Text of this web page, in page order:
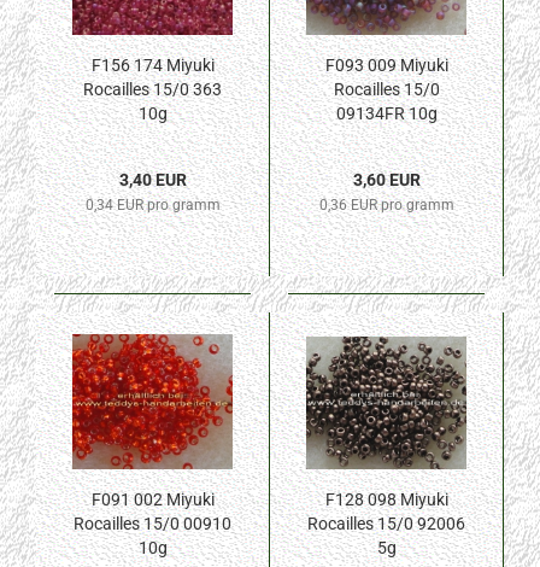
F156 174 Miyuki
Rocailles 15/0 363
10g
3,40 EUR
0,34 EUR pro gramm
F093 009 Miyuki
Rocailles 15/0
09134FR 10g
3,60 EUR
0,36 EUR pro gramm
F091 002 Miyuki
Rocailles 15/0 00910
10g
F128 098 Miyuki
Rocailles 15/0 92006
5g